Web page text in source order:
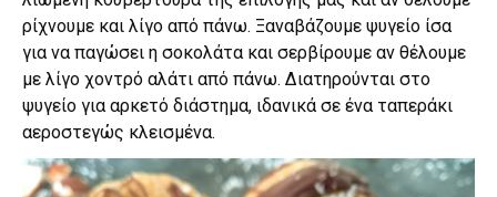
ρίχνουμε και λίγο από πάνω. Ξαναβάζουμε ψυγείο ίσα
για να παγώσει η σοκολάτα και σερβίρουμε αν θέλουμε
με λίγο χοντρό αλάτι από πάνω. Διατηρούνται στο
ψυγείο για αρκετό διάστημα, ιδανικά σε ένα ταπεράκι
αεροστεγώς κλεισμένα.